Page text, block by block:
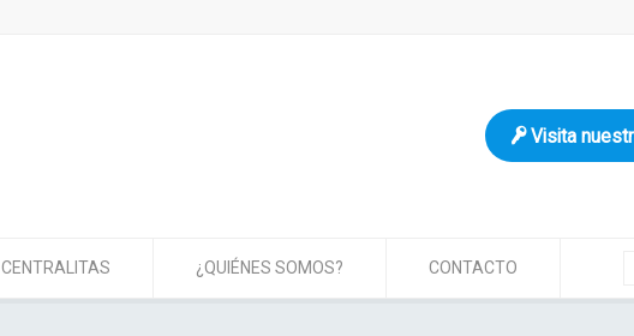
Visita
CENTRALITAS ¿QUIÉNES SOMOS? CONTACTO